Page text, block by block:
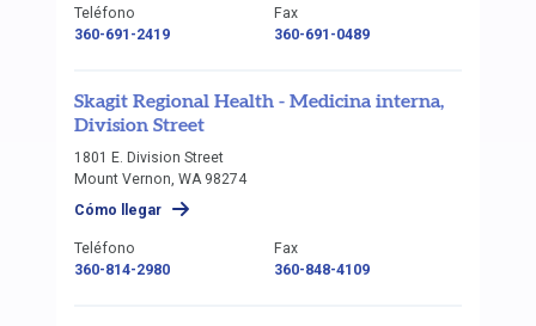
Teléfono
360-691-2419
Fax
360-691-0489
Skagit Regional Health - Medicina interna,
Division Street
1801 E. Division Street
Mount Vernon, WA 98274
Cómo llegar
Teléfono
360-814-2980
Fax
360-848-4109